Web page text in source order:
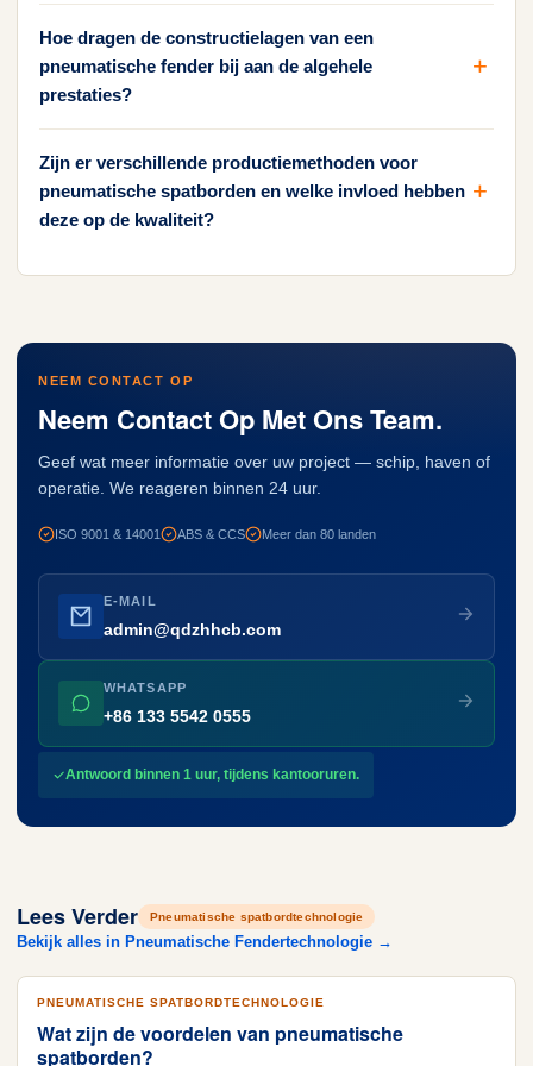
Hoe dragen de constructielagen van een
pneumatische fender bij aan de algehele
prestaties?
Zijn er verschillende productiemethoden voor
pneumatische spatborden en welke invloed hebben
deze op de kwaliteit?
NEEM CONTACT OP
Neem Contact Op Met Ons Team.
Geef wat meer informatie over uw project — schip, haven of
operatie. We reageren binnen 24 uur.
ISO 9001 & 14001 ABS & CCS Meer dan 80 landen
E-MAIL
admin@qdzhhcb.com
WHATSAPP
+86 133 5542 0555
Antwoord binnen 1 uur, tijdens kantooruren.
Lees Verder Pneumatische spatbordtechnologie
Bekijk alles in Pneumatische Fendertechnologie →
PNEUMATISCHE SPATBORDTECHNOLOGIE
Wat zijn de voordelen van pneumatische
spatborden?